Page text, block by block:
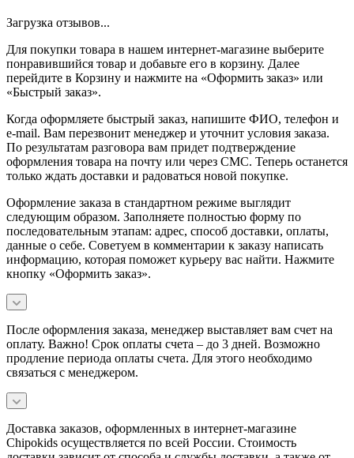
Загрузка отзывов...
Для покупки товара в нашем интернет-магазине выберите
понравившийся товар и добавьте его в корзину. Далее
перейдите в Корзину и нажмите на «Оформить заказ» или
«Быстрый заказ».
Когда оформляете быстрый заказ, напишите ФИО, телефон и
e-mail. Вам перезвонит менеджер и уточнит условия заказа.
По результатам разговора вам придет подтверждение
оформления товара на почту или через СМС. Теперь останется
только ждать доставки и радоваться новой покупке.
Оформление заказа в стандартном режиме выглядит
следующим образом. Заполняете полностью форму по
последовательным этапам: адрес, способ доставки, оплаты,
данные о себе. Советуем в комментарии к заказу написать
информацию, которая поможет курьеру вас найти. Нажмите
кнопку «Оформить заказ».
После оформления заказа, менеджер выставляет вам счет на
оплату. Важно! Срок оплаты счета – до 3 дней. Возможно
продление периода оплаты счета. Для этого необходимо
связаться с менеджером.
Доставка заказов, оформленных в интернет-магазине
Chipokids осуществляется по всей России. Стоимость